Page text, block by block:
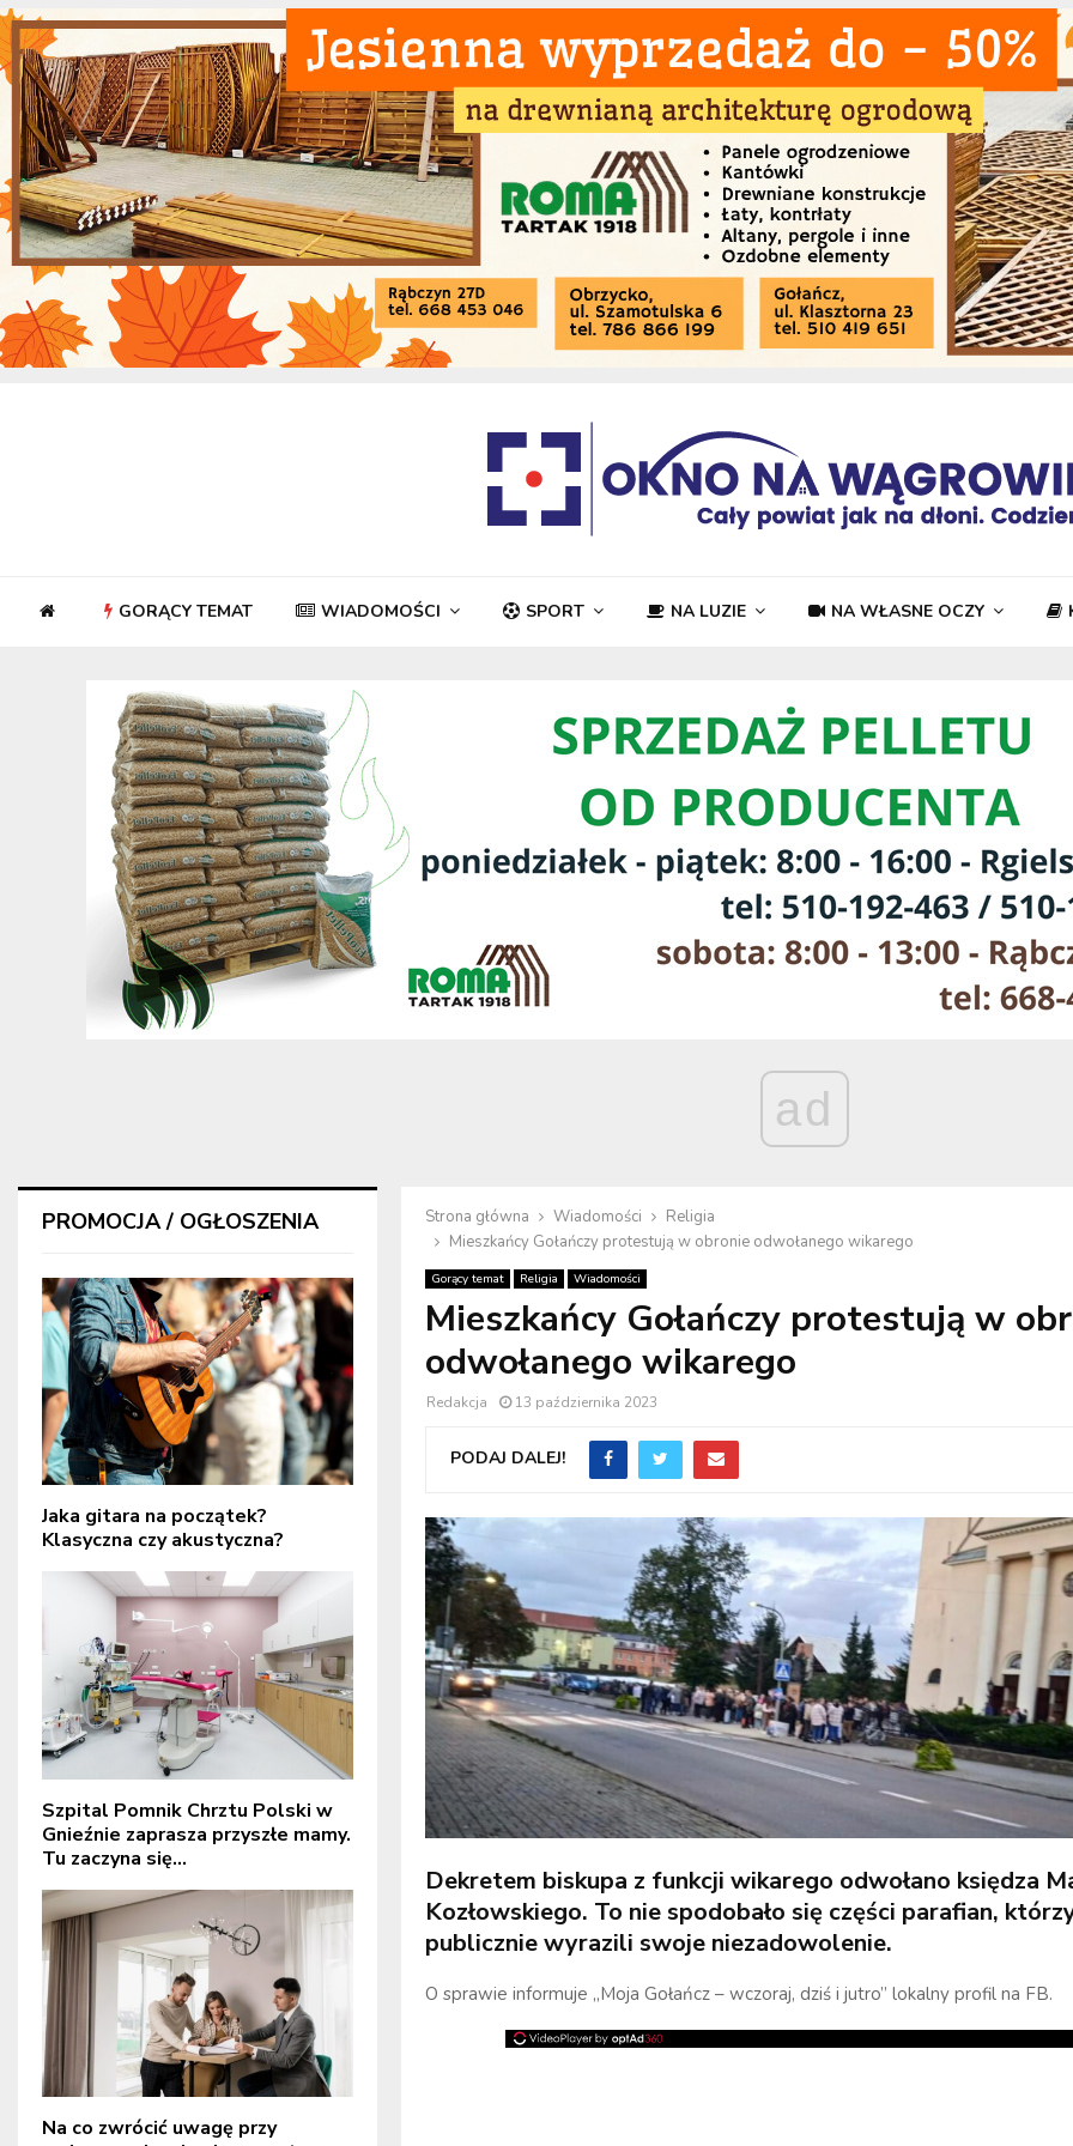
GORĄCY TEMAT WIADOMOŚCI SPORT NA LUZIE NA WŁASNE OCZY
ad
Strona główna Wiadomości
Religia
Mieszkańcy Gołańczy protestują w obronie odwołanego wikarego
Gorący temat Religia Wiadomości
Mieszkańcy Gołańczy protestują w
odwołanego wikarego
Redakcja 13 października 2023
PODAJ DALEJ!
Dekretem biskupa z funkcji wikarego odwołano księdza
Kozłowskiego. To nie spodobało się części parafian,
publicznie wyrazili swoje niezadowolenie.
O sprawie informuje „Moja Gołańcz – wczoraj, dziś i jutro” lokalny profil na FB.
PROMOCJA / OGŁOSZENIA
Jaka gitara na początek?
Klasyczna czy akustyczna?
Szpital Pomnik Chrztu Polski w
Gnieźnie zaprasza przyszłe mamy.
Tu zaczyna się...
Na co zwrócić uwagę przy